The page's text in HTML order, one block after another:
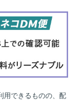
用できるものの、配